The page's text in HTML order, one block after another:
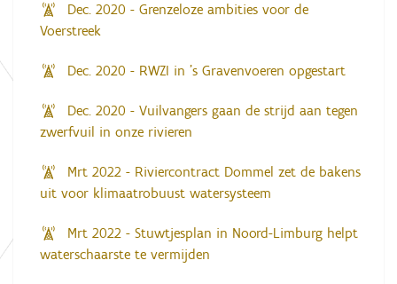
Dec. 2020 - Grenzeloze ambities voor de
Voerstreek
Dec. 2020 - RWZI in ’s Gravenvoeren opgestart
Dec. 2020 - Vuilvangers gaan de strijd aan tegen
zwerfvuil in onze rivieren
Mrt 2022 - Riviercontract Dommel zet de bakens
uit voor klimaatrobuust watersysteem
Mrt 2022 - Stuwtjesplan in Noord-Limburg helpt
waterschaarste te vermijden